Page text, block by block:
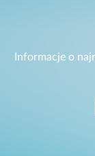
Informacje o